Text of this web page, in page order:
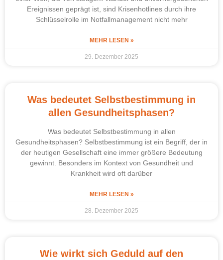
Ereignissen geprägt ist, sind Krisenhotlines durch ihre
Schlüsselrolle im Notfallmanagement nicht mehr
MEHR LESEN »
29. Dezember 2025
Was bedeutet Selbstbestimmung in
allen Gesundheitsphasen?
Was bedeutet Selbstbestimmung in allen
Gesundheitsphasen? Selbstbestimmung ist ein Begriff, der in
der heutigen Gesellschaft eine immer größere Bedeutung
gewinnt. Besonders im Kontext von Gesundheit und
Krankheit wird oft darüber
MEHR LESEN »
28. Dezember 2025
Wie wirkt sich Geduld auf den